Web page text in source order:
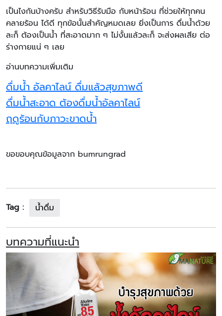
เป็นไงกันบ้างครับ สำหรับวิธีรับมือ กับหน้าร้อน ที่ช่วยให้ทุกคน
คลายร้อน ได้ดี ทุกข้อนั้นสำคัญหมดเลย ยิ่งเป็นการ ดื่มน้ำด้วย
ละก็ ต้องเป็นน้ำ ที่สะอาดมาก ๆ ไม่งั้นแล้วละก็ จะส่งผลเสีย ต่อ
ร่างกายแน่ ๆ เลย
อ่านบทความเพิ่มเติม
ดื่มน้ำ อัลคาไลน์ ดื่มแล้วสุขภาพดี
ดื่มน้ำสะอาด ต้องดื่มน้ำอัลคาไลน์
ฤดูร้อนกับภาวะขาดน้ำ
ขอขอบคุณข้อมูลจาก bumrungrad
Tag : น้ำดื่ม
บทความที่แนะนำ